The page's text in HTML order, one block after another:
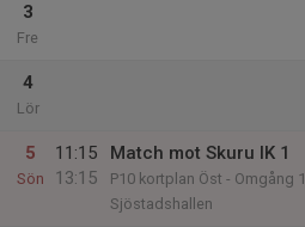
3
Fre
4
Lör
5
Sön
11:15
13:15
Match mot Skuru IK 1
P10 kortplan Öst - Omgång 1
Sjöstadshallen